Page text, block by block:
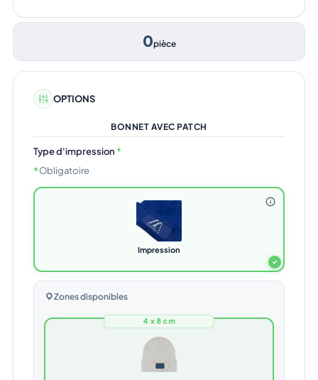
0pièce
OPTIONS
BONNET AVEC PATCH
Type d'impression *
*Obligatoire
✓
Impression
Zones disponibles
4 x 8 cm